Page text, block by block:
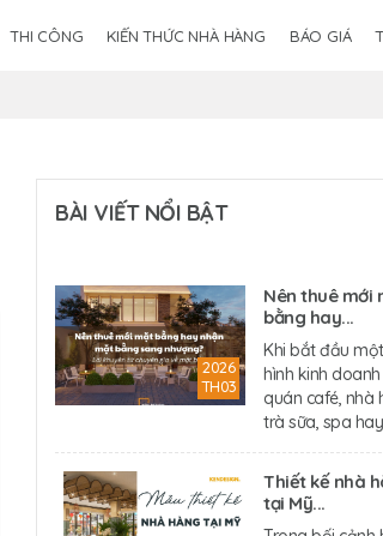
THI CÔNG KIẾN THỨC NHÀ HÀNG BÁO GIÁ
BÀI VIẾT NỔI BẬT
2026
TH03
Nên thuê mới
bằng hay...
Khi bắt đầu
hình kinh
quán café, nhà
trà sữa, spa hay
Thiết kế nhà
tại Mỹ...